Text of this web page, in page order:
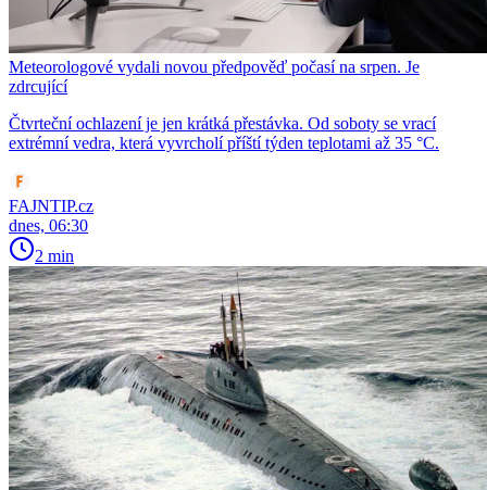
Meteorologové vydali novou předpověď počasí na srpen. Je
zdrcující
Čtvrteční ochlazení je jen krátká přestávka. Od soboty se vrací
extrémní vedra, která vyvrcholí příští týden teplotami až 35 °C.
FAJNTIP.cz
dnes, 06:30
2 min